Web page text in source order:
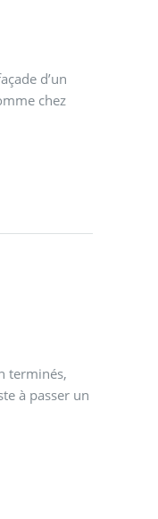
d’un
chez
terminés,
à passer un